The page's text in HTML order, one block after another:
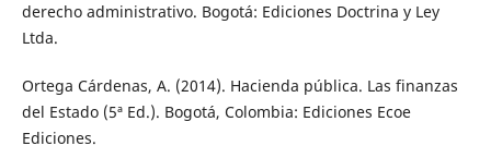
derecho administrativo. Bogotá: Ediciones Doctrina y Ley
Ltda.
Ortega Cárdenas, A. (2014). Hacienda pública. Las finanzas
del Estado (5ª Ed.). Bogotá, Colombia: Ediciones Ecoe
Ediciones.